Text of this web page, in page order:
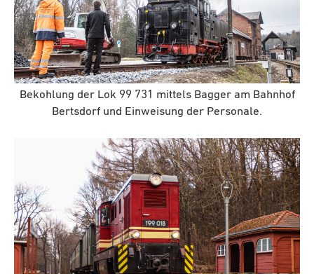
Bekohlung der Lok 99 731 mittels Bagger am Bahnhof
Bertsdorf und Einweisung der Personale.